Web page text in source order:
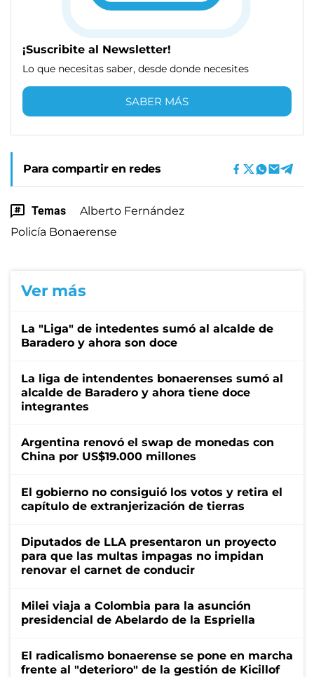
¡Suscribite al Newsletter!
Lo que necesitas saber, desde donde necesites
SABER MÁS
Para compartir en redes
Temas
Alberto Fernández
Policía Bonaerense
Ver más
La "Liga" de intedentes sumó al alcalde de
Baradero y ahora son doce
La liga de intendentes bonaerenses sumó al
alcalde de Baradero y ahora tiene doce
integrantes
Argentina renovó el swap de monedas con
China por US$19.000 millones
El gobierno no consiguió los votos y retira el
capítulo de extranjerización de tierras
Diputados de LLA presentaron un proyecto
para que las multas impagas no impidan
renovar el carnet de conducir
Milei viaja a Colombia para la asunción
presidencial de Abelardo de la Espriella
El radicalismo bonaerense se pone en marcha
frente al "deterioro" de la gestión de Kicillof